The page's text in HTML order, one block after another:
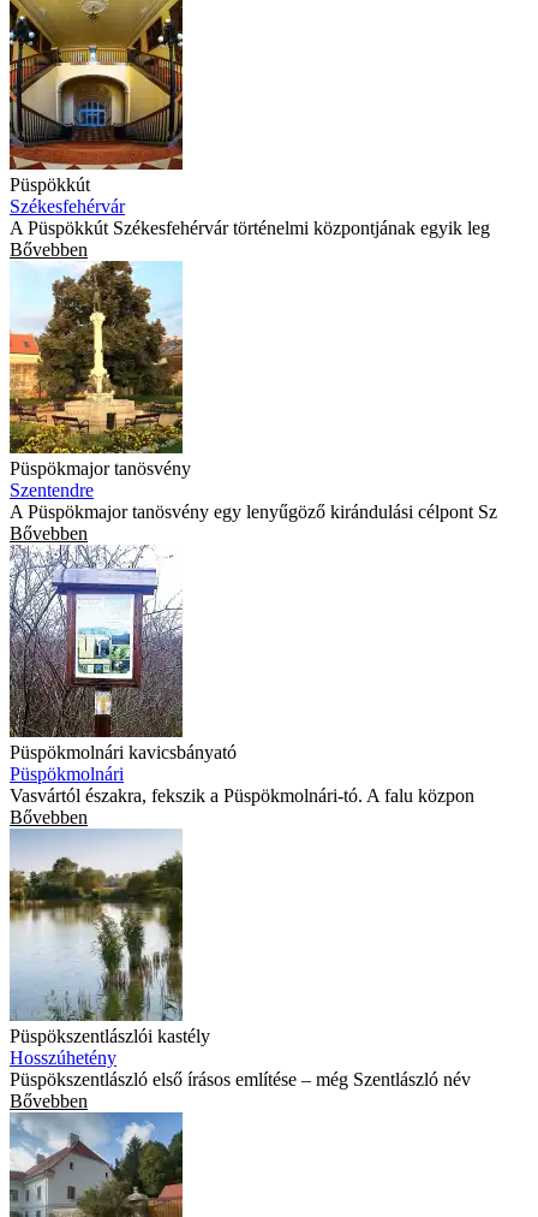
Püspökkút
Székesfehérvár
A Püspökkút Székesfehérvár történelmi központjának egyik leg
Bővebben
Püspökmajor tanösvény
Szentendre
A Püspökmajor tanösvény egy lenyűgöző kirándulási célpont Sz
Bővebben
Püspökmolnári kavicsbányató
Püspökmolnári
Vasvártól északra, fekszik a Püspökmolnári-tó. A falu közpon
Bővebben
Püspökszentlászlói kastély
Hosszúhetény
Püspökszentlászló első írásos említése – még Szentlászló név
Bővebben